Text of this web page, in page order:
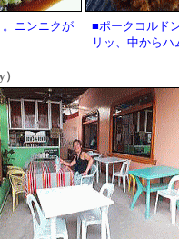
ニンニクが
■ポークコルド
リッ、中から